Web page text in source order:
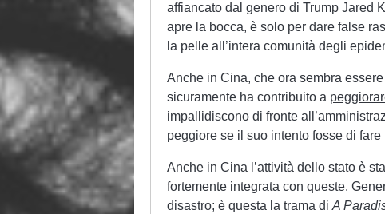
affiancato dal genero di Trump Jared
apre la bocca, è solo per dare false
la pelle all’intera comunità degli
Anche in Cina, che ora sembra
sicuramente ha contribuito a
impallidiscono di fronte
peggiore se il suo intento fosse di
Anche in Cina l’attività dello stato è
fortemente integrata con queste.
disastro; è questa la trama di A